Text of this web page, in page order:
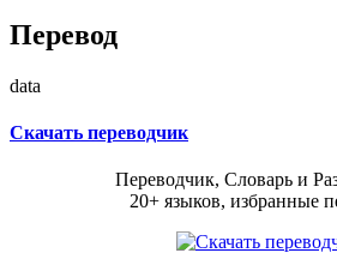
Перевод
data
Скачать переводчик
Переводчик, Словарь и
20+ языков, избранные